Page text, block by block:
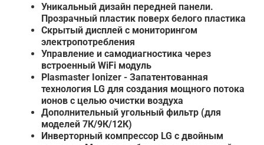
Уникальный дизайн передней панели.
Прозрачный пластик поверх белого пластика
Скрытый дисплей с мониторингом
электропотребления
Управление и самодиагностика через
встроенный WiFi модуль
Plasmaster Ionizer - Запатентованная
технология LG для создания мощного потока
ионов с целью очистки воздуха
Дополнительный угольный фильтр (для
моделей 7К/9К/12К)
Инверторный компрессор LG с двойным